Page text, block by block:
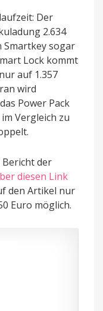
Der
2.634
Smartkey sogar
Lock kommt
auf 1.357
wird
Power Pack
Vergleich zu
der
diesen Link
den Artikel nur
Euro möglich.